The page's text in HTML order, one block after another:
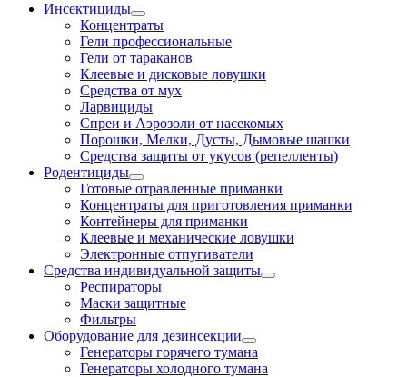
Инсектициды
Концентраты
Гели профессиональные
Гели от тараканов
Клеевые и дисковые ловушки
Средства от мух
Ларвициды
Спреи и Аэрозоли от насекомых
Порошки, Мелки, Дусты, Дымовые шашки
Средства защиты от укусов (репелленты)
Родентициды
Готовые отравленные приманки
Концентраты для приготовления приманки
Контейнеры для приманки
Клеевые и механические ловушки
Электронные отпугиватели
Средства индивидуальной защиты
Респираторы
Маски защитные
Фильтры
Оборудование для дезинсекции
Генераторы горячего тумана
Генераторы холодного тумана